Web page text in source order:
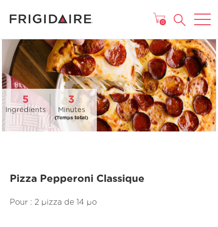
MENU
0
5
Ingrédients
3
Minutes
(Temps total)
Pizza Pepperoni Classique
Pour : 2 pizza de 14 po